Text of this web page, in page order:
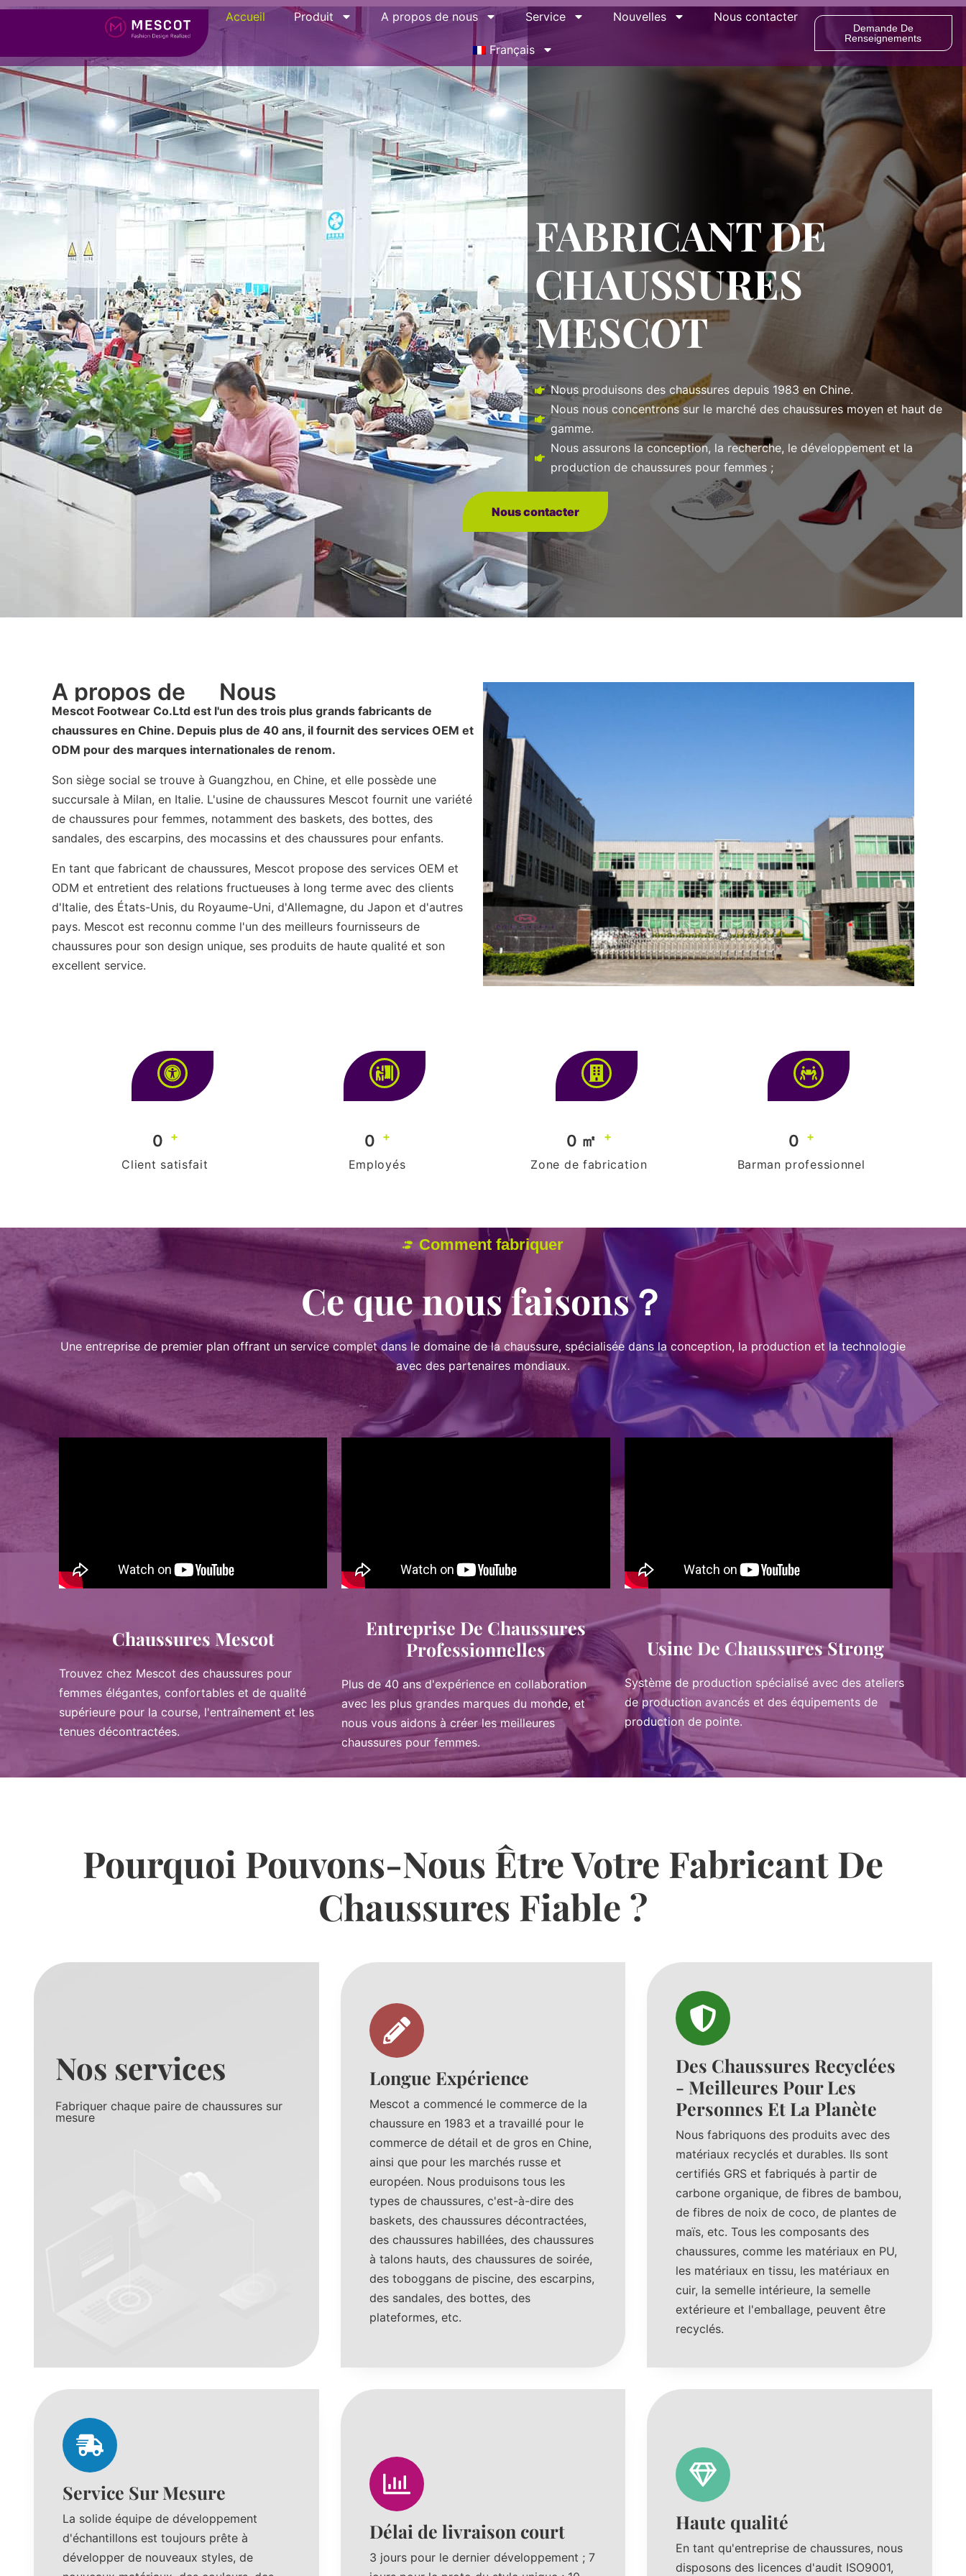
Accueil Produit A propos de nous Service Nouvelles Nous contacter
Français
Demande De
Renseignements
FABRICANT DE
CHAUSSURES
MESCOT
Nous produisons des chaussures depuis 1983 en Chine.
Nous nous concentrons sur le marché des chaussures moyen et haut de
gamme.
Nous assurons la conception, la recherche, le développement et la
production de chaussures pour femmes ;
Nous contacter
A propos de Nous
Mescot Footwear Co.Ltd est l'un des trois plus grands fabricants de
chaussures en Chine. Depuis plus de 40 ans, il fournit des services OEM et
ODM pour des marques internationales de renom.
Son siège social se trouve à Guangzhou, en Chine, et elle possède une
succursale à Milan, en Italie. L'usine de chaussures Mescot fournit une variété
de chaussures pour femmes, notamment des baskets, des bottes, des
sandales, des escarpins, des mocassins et des chaussures pour enfants.
En tant que fabricant de chaussures, Mescot propose des services OEM et
ODM et entretient des relations fructueuses à long terme avec des clients
d'Italie, des États-Unis, du Royaume-Uni, d'Allemagne, du Japon et d'autres
pays. Mescot est reconnu comme l'un des meilleurs fournisseurs de
chaussures pour son design unique, ses produits de haute qualité et son
excellent service.
0 +
Client satisfait
0 +
Employés
0 ㎡
+
Zone de fabrication
0 +
Barman professionnel
Comment fabriquer
Ce que nous faisons？
Une entreprise de premier plan offrant un service complet dans le domaine de la chaussure, spécialisée dans la conception, la production et la technologie
avec des partenaires mondiaux.
Chaussures Mescot
Trouvez chez Mescot des chaussures pour
femmes élégantes, confortables et de qualité
supérieure pour la course, l'entraînement et les
tenues décontractées.
Entreprise De Chaussures
Professionnelles
Plus de 40 ans d'expérience en collaboration
avec les plus grandes marques du monde, et
nous vous aidons à créer les meilleures
chaussures pour femmes.
Usine De Chaussures Strong
Système de production spécialisé avec des ateliers
de production avancés et des équipements de
production de pointe.
Pourquoi Pouvons-Nous Être Votre Fabricant De
Chaussures Fiable ?
Nos services
Fabriquer chaque paire de chaussures sur
mesure
Longue Expérience
Mescot a commencé le commerce de la
chaussure en 1983 et a travaillé pour le
commerce de détail et de gros en Chine,
ainsi que pour les marchés russe et
européen. Nous produisons tous les
types de chaussures, c'est-à-dire des
baskets, des chaussures décontractées,
des chaussures habillées, des chaussures
à talons hauts, des chaussures de soirée,
des toboggans de piscine, des escarpins,
des sandales, des bottes, des
plateformes, etc.
Des Chaussures Recyclées
- Meilleures Pour Les
Personnes Et La Planète
Nous fabriquons des produits avec des
matériaux recyclés et durables. Ils sont
certifiés GRS et fabriqués à partir de
carbone organique, de fibres de bambou,
de fibres de noix de coco, de plantes de
maïs, etc. Tous les composants des
chaussures, comme les matériaux en PU,
les matériaux en tissu, les matériaux en
cuir, la semelle intérieure, la semelle
extérieure et l'emballage, peuvent être
recyclés.
Service Sur Mesure
La solide équipe de développement
d'échantillons est toujours prête à
développer de nouveaux styles, de
Délai de livraison court
3 jours pour le dernier développement ; 7
Haute qualité
En tant qu'entreprise de chaussures, nous
disposons des licences d'audit ISO9001,